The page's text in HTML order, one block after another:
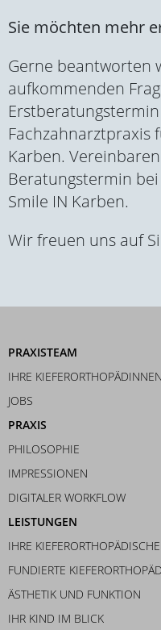
Sie möchten mehr
Gerne beantworten
aufkommenden
Karben.
Beratungstermin
Smile IN Karben.
Wir freuen uns auf
PRAXISTEAM
IHRE KIEFERORTHOPÄDINNEN
JOBS
PRAXIS
PHILOSOPHIE
IMPRESSIONEN
DIGITALER WORKFLOW
LEISTUNGEN
IHRE
FUNDIERTE
ÄSTHETIK UND FUNKTION
IHR KIND IM BLICK